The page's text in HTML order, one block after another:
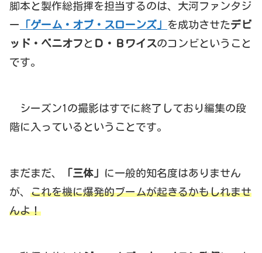
脚本と製作総指揮を担当するのは、大河ファンタジ
ー
「ゲーム・オブ・スローンズ」 を成功させたデビ
ッド・ベニオフ と Ｄ・Ｂワイスのコンビということ
です。
シーズン1の撮影はすでに終了しており編集の段
階に入っているということです。
まだまだ、 「三体」
に一般的知名度はありません
が、 これを機に爆発的ブームが起きるかもしれませ
んよ！